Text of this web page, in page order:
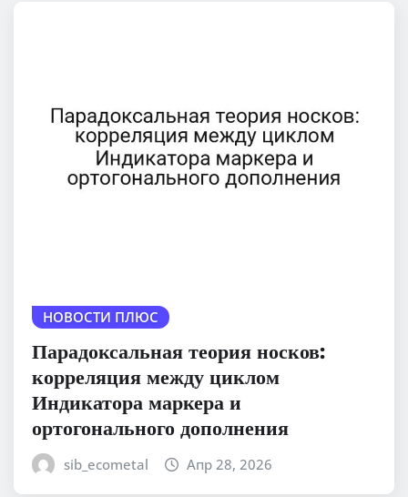
НОВОСТИ ПЛЮС
Парадоксальная теория носков:
корреляция между циклом
Индикатора маркера и
ортогонального дополнения
sib_ecometal Апр 28, 2026